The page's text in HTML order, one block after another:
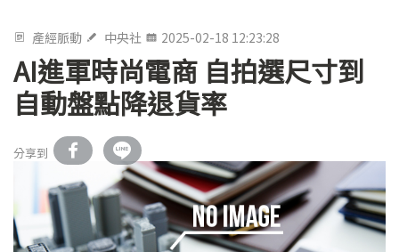
產經脈動 中央社 2025-02-18 12:23:28
AI進軍時尚電商 自拍選尺寸到
自動盤點降退貨率
分享到